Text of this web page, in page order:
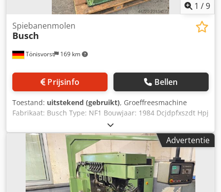
1 /9
Tönisvorst 169 km
Spiebanenmolen
Busch
Prijsinfo Bellen
Toestand: uitstekend (gebruikt), Groeffreesmachine
Fabrikaat: Busch Type: NF1 Bouwjaar: 1984 Dcjdpfxszdt Hpj
Ahfjk 4 spilsnelheden van 380 - 1500 tpm Motor: 380 Volt
Tafeloppervlak: 600 x 250 mm Spilmotor: 380 Volt 1,1 kW
Gewicht: 780 kg Afmetingen: Hoogte met pallet: 1860 mm
Breedte: 1300 mm Diepte: 950 mm
Advertentie